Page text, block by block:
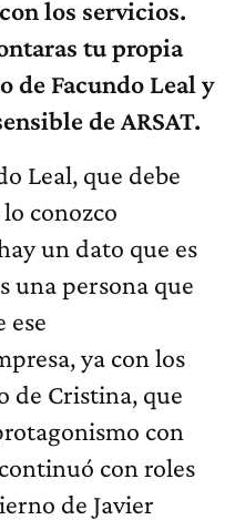
tu propia
Facundo Leal y
de ARSAT.
conozco
un dato que es
una persona que
ese
ya con los
de Cristina, que
con
con roles
de Javier
donde esa